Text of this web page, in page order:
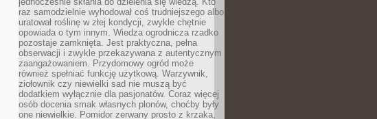
raz samodzielnie wyhodował coś trudniejszego albo
uratował roślinę w złej kondycji, zwykle chętnie
opowiada o tym innym. Wiedza ogrodnicza rzadko
pozostaje zamknięta. Jest praktyczna, pełna
obserwacji i zwykle przekazywana z autentycznym
zaangażowaniem. Przydomowy ogród może
również spełniać funkcję użytkową. Warzywnik,
ziołownik czy niewielki sad nie muszą być
dodatkiem wyłącznie dla pasjonatów. Coraz więcej
osób docenia smak własnych plonów, choćby były
one niewielkie. Pomidor zerwany prosto z krzaka,